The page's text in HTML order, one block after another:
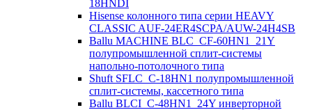
18HNDI
Hisense колонного типа серии HEAVY
CLASSIC AUF-24ER4SCPA/AUW-24H4SB
Ballu MACHINE BLC_CF-60HN1_21Y
полупромышленной сплит-системы
напольно-потолочного типа
Shuft SFLC_C-18HN1 полупромышленной
сплит-системы, кассетного типа
Ballu BLCI_C-48HN1_24Y инверторной